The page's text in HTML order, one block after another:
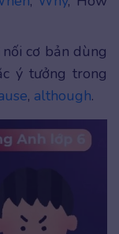
nối cơ bản dùng
ý tưởng trong
, although.